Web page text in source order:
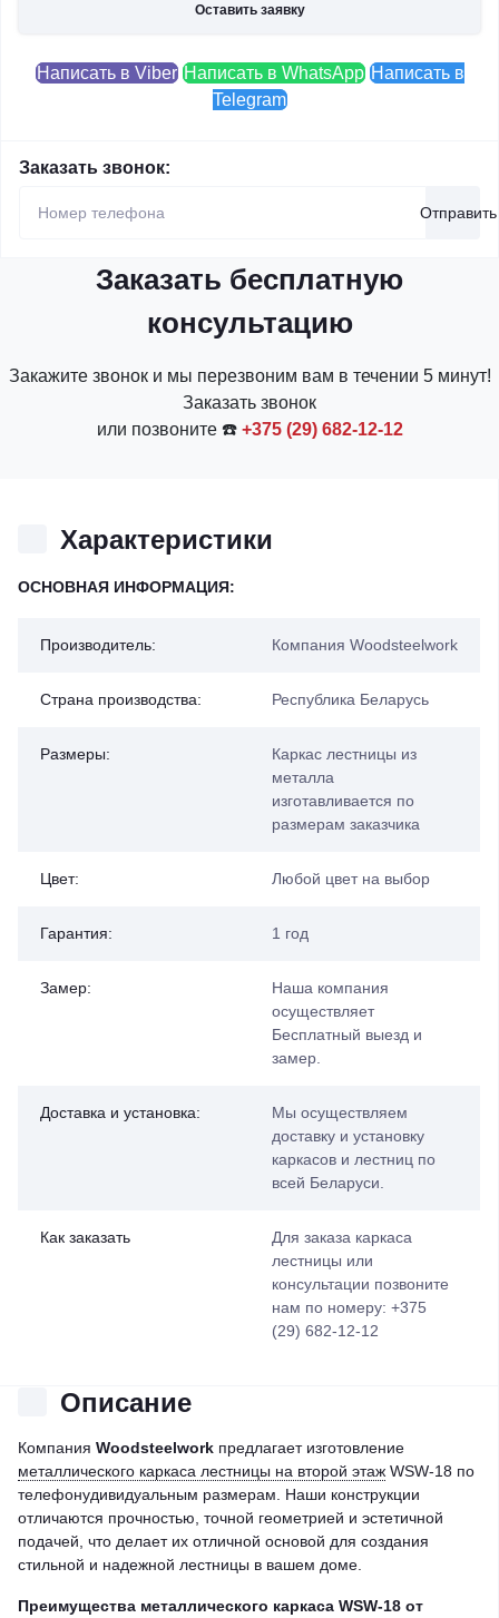
Оставить заявку
Написать в Viber Написать в WhatsApp Написать в
Telegram
Заказать звонок:
Отправить
Заказать бесплатную
консультацию
Закажите звонок и мы перезвоним вам в течении 5 минут!
Заказать звонок
или позвоните ☎️ +375 (29) 682-12-12
Характеристики
ОСНОВНАЯ ИНФОРМАЦИЯ:
Производитель: Компания Woodsteelwork
Страна производства: Республика Беларусь
Размеры:
Каркас лестницы из
металла
изготавливается по
размерам заказчика
Цвет: Любой цвет на выбор
Гарантия: 1 год
Замер:
Наша компания
осуществляет
Бесплатный выезд и
замер.
Доставка и установка:
Мы осуществляем
доставку и установку
каркасов и лестниц по
всей Беларуси.
Как заказать
Для заказа каркаса
лестницы или
консультации позвоните
нам по номеру: +375
(29) 682-12-12
Описание
Компания Woodsteelwork предлагает изготовление
металлического каркаса лестницы на второй этаж WSW-18 по
телефонудивидуальным размерам. Наши конструкции
отличаются прочностью, точной геометрией и эстетичной
подачей, что делает их отличной основой для создания
стильной и надежной лестницы в вашем доме.
Преимущества металлического каркаса WSW-18 от